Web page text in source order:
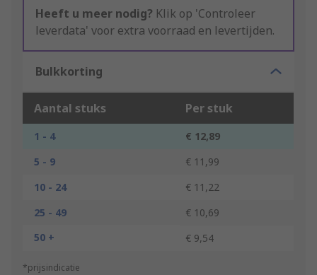
Heeft u meer nodig? Klik op 'Controleer
leverdata' voor extra voorraad en levertijden.
Bulkkorting
Aantal stuks Per stuk
1 - 4
€ 12,89
5 - 9
€ 11,99
10 - 24
€ 11,22
25 - 49
€ 10,69
50 +
€ 9,54
*prijsindicatie